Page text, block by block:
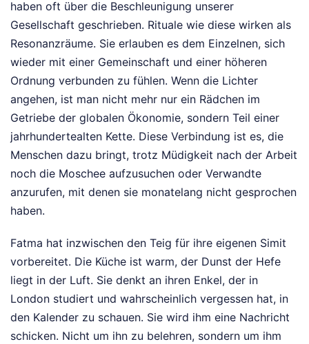
haben oft über die Beschleunigung unserer
Gesellschaft geschrieben. Rituale wie diese wirken als
Resonanzräume. Sie erlauben es dem Einzelnen, sich
wieder mit einer Gemeinschaft und einer höheren
Ordnung verbunden zu fühlen. Wenn die Lichter
angehen, ist man nicht mehr nur ein Rädchen im
Getriebe der globalen Ökonomie, sondern Teil einer
jahrhundertealten Kette. Diese Verbindung ist es, die
Menschen dazu bringt, trotz Müdigkeit nach der Arbeit
noch die Moschee aufzusuchen oder Verwandte
anzurufen, mit denen sie monatelang nicht gesprochen
haben.
Fatma hat inzwischen den Teig für ihre eigenen Simit
vorbereitet. Die Küche ist warm, der Dunst der Hefe
liegt in der Luft. Sie denkt an ihren Enkel, der in
London studiert und wahrscheinlich vergessen hat, in
den Kalender zu schauen. Sie wird ihm eine Nachricht
schicken. Nicht um ihn zu belehren, sondern um ihm